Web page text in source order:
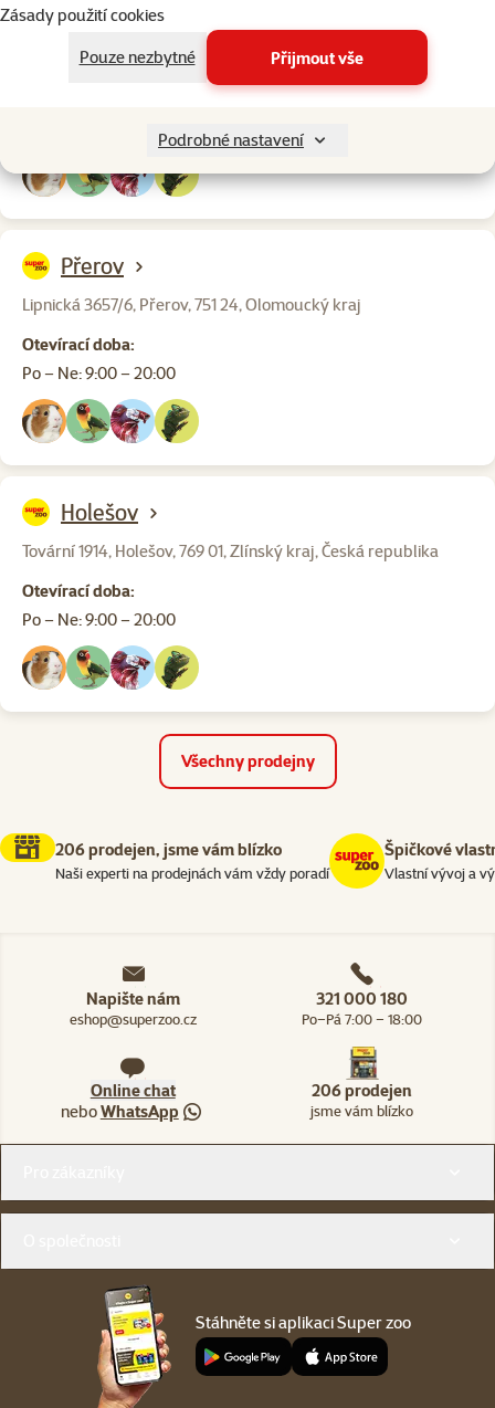
Zásady použití cookies
Pouze nezbytné
Přijmout vše
Podrobné nastavení
Přerov Kasárna
Želatovská 3563/40, Přerov, 750 02, Olomoucký kraj
Přerov
Lipnická 3657/6, Přerov, 751 24, Olomoucký kraj
Otevírací doba:
Po – Ne: 9:00 – 20:00
Holešov
Tovární 1914, Holešov, 769 01, Zlínský kraj, Česká republika
Otevírací doba:
Po – Ne: 9:00 – 20:00
Všechny prodejny
206 prodejen, jsme vám blízko
Naši experti na prodejnách vám vždy poradí
Špičkové
Vlastní vývoj a
Napište nám
eshop@superzoo.cz
321 000 180
Po–Pá 7:00 – 18:00
Online chat
neboWhatsApp
206 prodejen
jsme vám blízko
Stáhněte si aplikaci Super zoo